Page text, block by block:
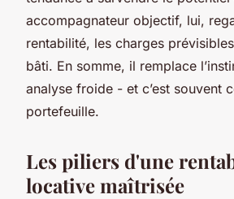
accompagnateur objectif, lui,
rentabilité, les charges
bâti. En somme, il remplace
analyse froide - et c’est souvent
portefeuille.
Les piliers d'une
locative maîtrisée